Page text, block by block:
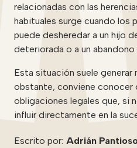
relacionadas con las
habituales surge cuando los
puede desheredar a un hijo
deteriorada o a un abandono
Esta situación suele
obstante, conviene conocer
obligaciones legales que, si
influir directamente en la
Escrito por: Adrián